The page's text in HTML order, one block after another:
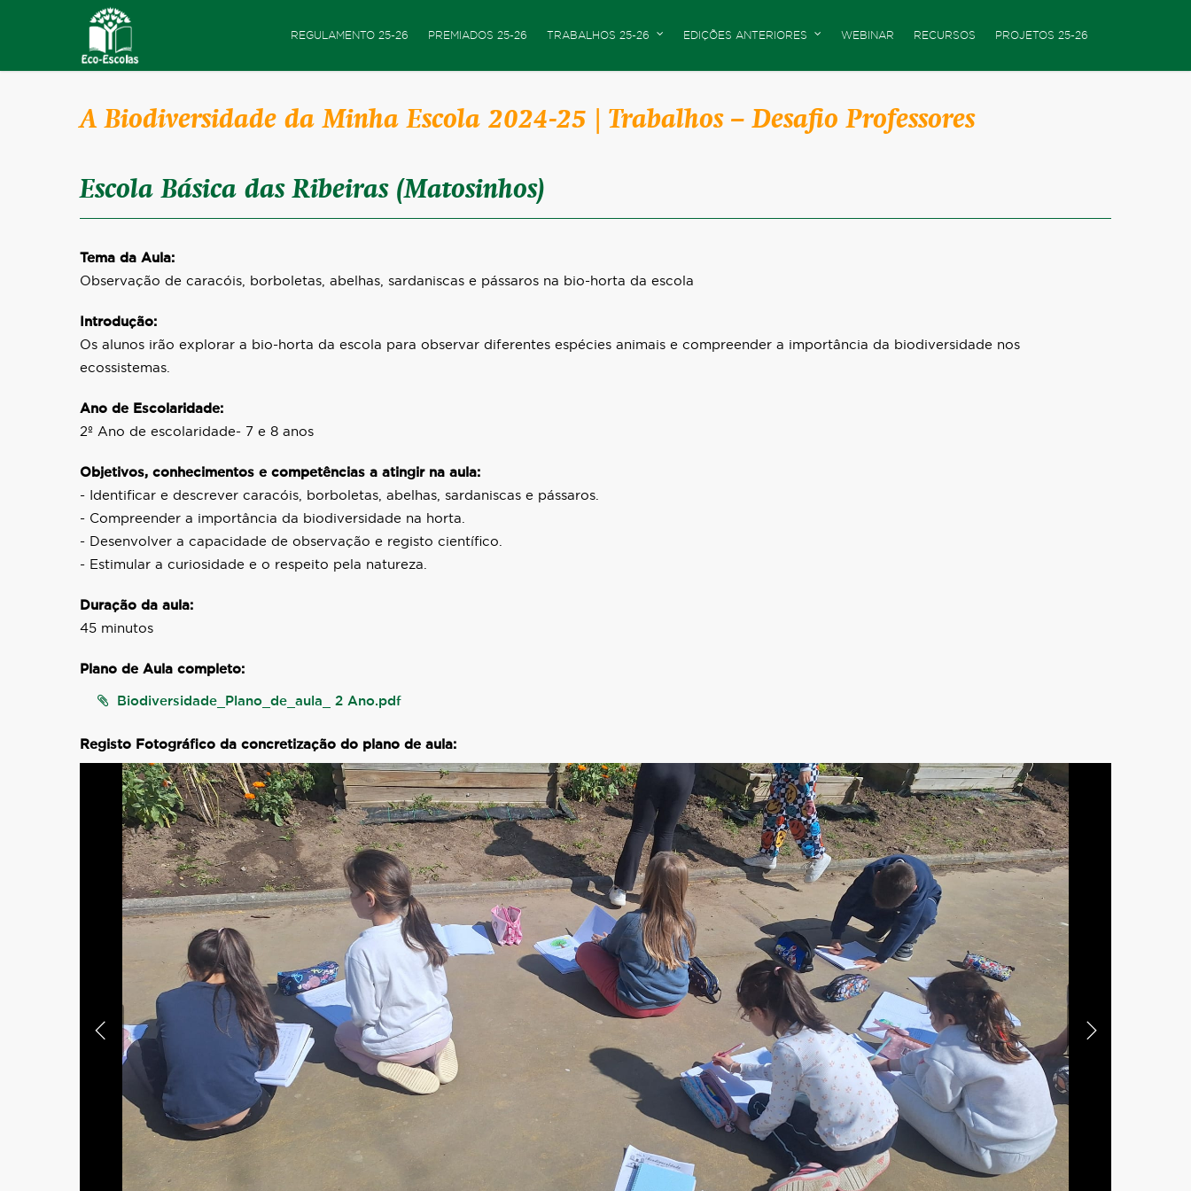
REGULAMENTO 25-26 PREMIADOS 25-26 TRABALHOS 25-26 EDIÇÕES ANTERIORES WEBINAR RECURSOS PROJETOS 25-26
A Biodiversidade da Minha Escola 2024-25 | Trabalhos – Desafio Professores
Escola Básica das Ribeiras (Matosinhos)
Tema da Aula:
Observação de caracóis, borboletas, abelhas, sardaniscas e pássaros na bio-horta da escola
Introdução:
Os alunos irão explorar a bio-horta da escola para observar diferentes espécies animais e compreender a importância da biodiversidade nos
ecossistemas.
Ano de Escolaridade:
2º Ano de escolaridade- 7 e 8 anos
Objetivos, conhecimentos e competências a atingir na aula:
- Identificar e descrever caracóis, borboletas, abelhas, sardaniscas e pássaros.
- Compreender a importância da biodiversidade na horta.
- Desenvolver a capacidade de observação e registo científico.
- Estimular a curiosidade e o respeito pela natureza.
Duração da aula:
45 minutos
Plano de Aula completo:
Biodiversidade_Plano_de_aula_ 2 Ano.pdf
Registo Fotográfico da concretização do plano de aula: